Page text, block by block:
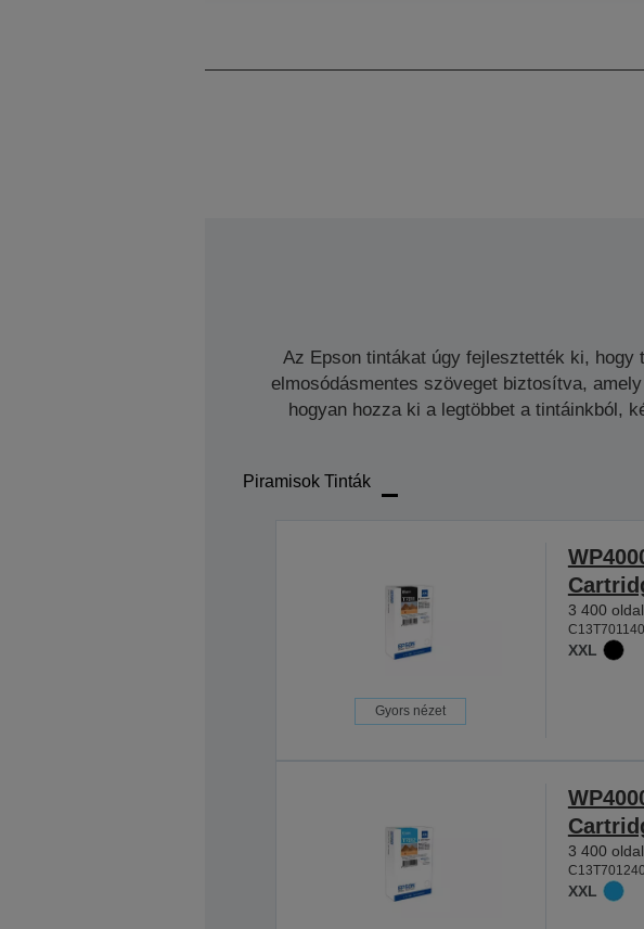
Az Epson tintákat úgy fejlesztették ki, hogy
elmosódásmentes szöveget biztosítva,
hogyan hozza ki a legtöbbet a tintáinkból,
Piramisok Tinták
Gyors nézet
3 400
XXL
3 400
XXL